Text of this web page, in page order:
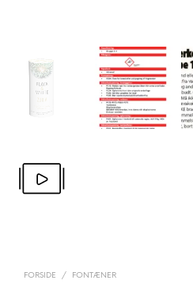
FORSIDE / FONTÆNER